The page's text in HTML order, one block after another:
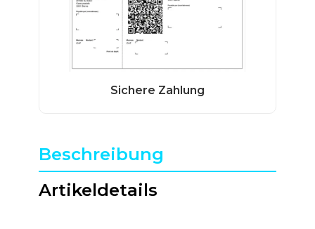
Beschreibung
Artikeldetails